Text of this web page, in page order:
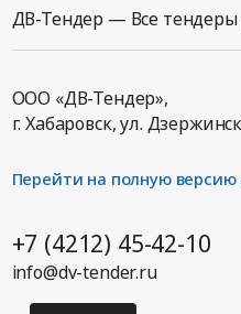
ДВ-Тендер — Все тендеры
ООО «ДВ-Тендер»,
г. Хабаровск,ул.
Перейти на полную версию
+7 (4212) 45-42-10
info@dv-tender.ru